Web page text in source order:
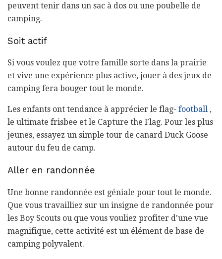
peuvent tenir dans un sac à dos ou une poubelle de
camping.
Soit actif
Si vous voulez que votre famille sorte dans la prairie
et vive une expérience plus active, jouer à des jeux de
camping fera bouger tout le monde.
Les enfants ont tendance à apprécier le flag- football ,
le ultimate frisbee et le Capture the Flag. Pour les plus
jeunes, essayez un simple tour de canard Duck Goose
autour du feu de camp.
Aller en randonnée
Une bonne randonnée est géniale pour tout le monde.
Que vous travailliez sur un insigne de randonnée pour
les Boy Scouts ou que vous vouliez profiter d'une vue
magnifique, cette activité est un élément de base de
camping polyvalent.